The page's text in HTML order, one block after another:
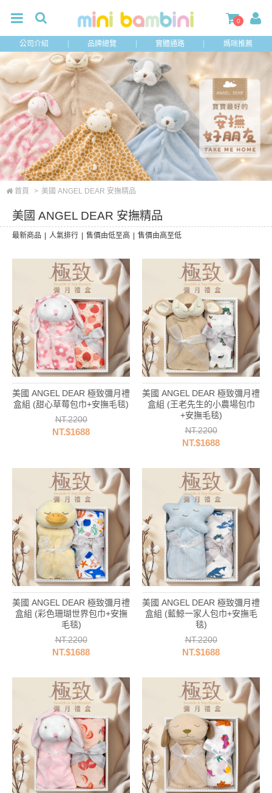
0
公司介紹 品牌總覽 實體通路 媽咪推薦
首頁 > 美國 ANGEL DEAR 安撫精品
美國 ANGEL DEAR 安撫精品
最新商品 人氣排行 售價由低至高 售價由高至低
美國 ANGEL DEAR 極致彌月禮
盒組 (甜心草莓包巾+安撫毛毯)
NT.2200
NT.$1688
美國 ANGEL DEAR 極致彌月禮
盒組 (王老先生的小農場包巾
+安撫毛毯)
NT.2200
NT.$1688
美國 ANGEL DEAR 極致彌月禮
盒組 (彩色珊瑚世界包巾+安撫
毛毯)
NT.2200
NT.$1688
美國 ANGEL DEAR 極致彌月禮
盒組 (藍鯨一家人包巾+安撫毛
毯)
NT.2200
NT.$1688